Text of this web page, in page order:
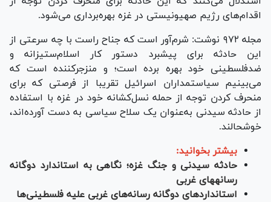
اقدام‌های رژیم صهیونیستی در غزه بهره‌برداری می‌شود.
مجله ۹۷۲ نوشت: شرم‌آور است که جناح راست با چه سرعتی از
این حادثه برای پیشبرد دستور کار اسلام‌ستیزانه و
ضدفلسطینی خود بهره برده است؛ و منزجرکننده است که
می‌بینیم سیاستمداران اسرائیل تقریبا از فرصتی که برای
منحرف کردن توجه از حمله نسل‌کشانه خود در غزه با استفاده
از حادثه سیدنی به‌عنوان یک سلاح سیاسی به دست آورده‌اند،
خوشحالند.
بیشتر بخوانید:
حادثه سیدنی و جنگ غزه؛ نگاهی به استاندارد دوگانه
رسانه‎های غربی
استاندارد‌های دوگانه رسانه‌های غربی علیه فلسطینی‌ها